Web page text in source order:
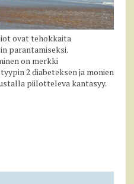
ovat tehokkaita
parantamiseksi.
on merkki
2 diabeteksen ja monien
piilotteleva kantasyy.